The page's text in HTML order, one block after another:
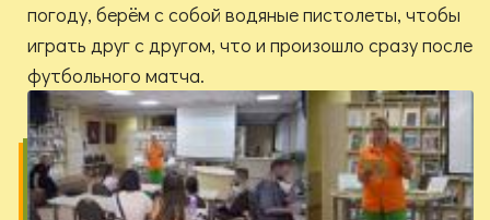
погоду, берём с собой водяные пистолеты, чтобы
играть друг с другом, что и произошло сразу после
футбольного матча.